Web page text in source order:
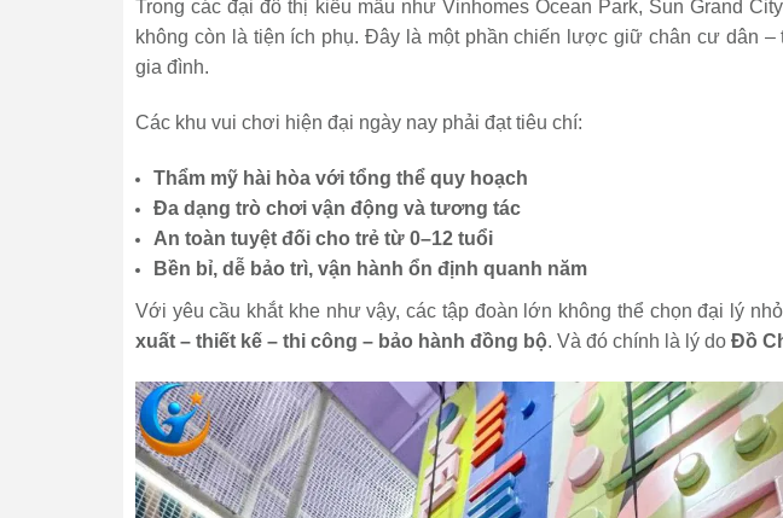
Trong các đại đô thị kiểu mẫu như Vinhomes Ocean Park, Sun Grand
không còn là tiện ích phụ. Đây là một phần chiến lược giữ chân cư dân
gia đình.
Các khu vui chơi hiện đại ngày nay phải đạt tiêu chí:
Thẩm mỹ hài hòa với tổng thể quy hoạch
Đa dạng trò chơi vận động và tương tác
An toàn tuyệt đối cho trẻ từ 0–12 tuổi
Bền bỉ, dễ bảo trì, vận hành ổn định quanh năm
Với yêu cầu khắt khe như vậy, các tập đoàn lớn không thể chọn đại lý
xuất – thiết kế – thi công – bảo hành đồng bộ. Và đó chính là lý do Đồ